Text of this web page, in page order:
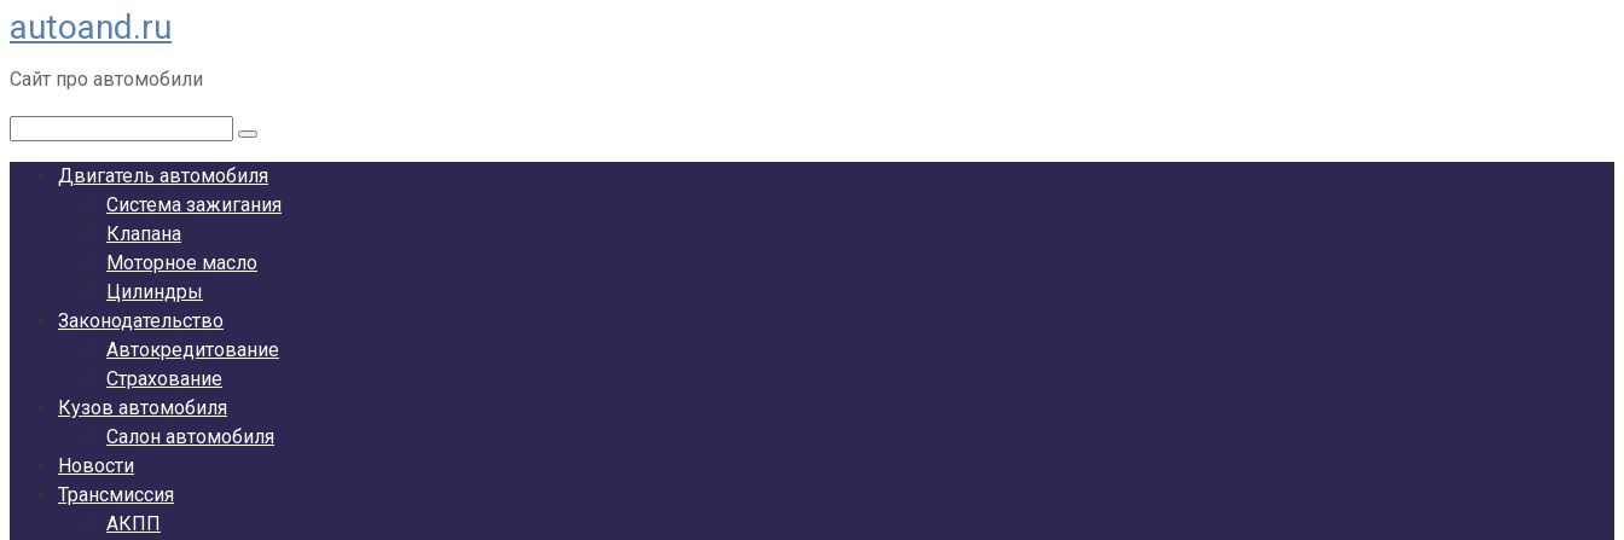
Перейти
к
контенту
autoand.ru
Сайт про автомобили
Двигатель автомобиля
Система зажигания
Клапана
Моторное масло
Цилиндры
Законодательство
Автокредитование
Страхование
Кузов автомобиля
Салон автомобиля
Новости
Трансмиссия
АКПП